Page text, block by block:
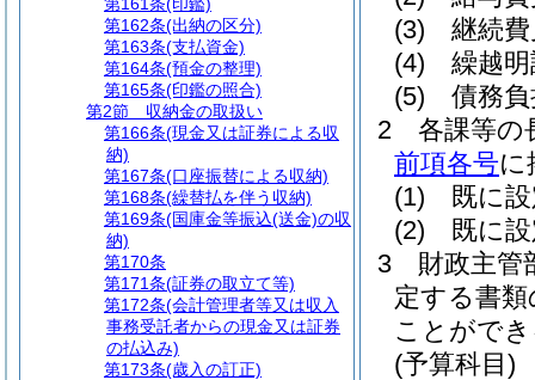
(3)
継続
(4)
繰越
(5)
債務
2
各課等の
前項各号に
(1)
既に
(2)
既に
3
財政主管
定する書
ことがで
(予算科目)
第162条(出納の区分)
第163条(支払資金)
第164条(預金の整理)
第165条(印鑑の照合)
第2節
収納金の取扱い
第166条(現金又は証券による収
納)
第167条(口座振替による収納)
第168条(繰替払を伴う収納)
第169条(国庫金等振込(送金)の収
納)
第170条
第171条(証券の取立て等)
第172条(会計管理者等又は収入
事務受託者からの現金又は証券
の払込み)
第173条(歳入の訂正)